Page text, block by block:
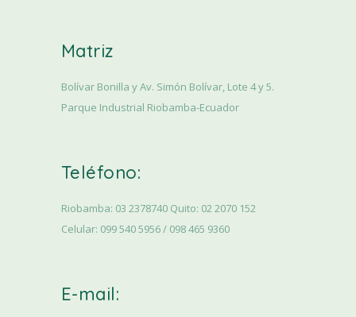
Matriz
Bolívar Bonilla y Av. Simón Bolívar, Lote 4 y 5.
Parque Industrial Riobamba-Ecuador
Teléfono:
Riobamba: 03 2378740 Quito: 02 2070 152
Celular: 099 540 5956 / 098 465 9360
E-mail: